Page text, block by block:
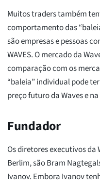
Muitos traders também
comportamento das
são empresas e pessoas
WAVES. O mercado da
comparação com os
“baleia” individual pode
preço futuro da Waves e
Fundador
Os diretores executivos da
Berlim, são Bram
Ivanov. Embora Ivanov